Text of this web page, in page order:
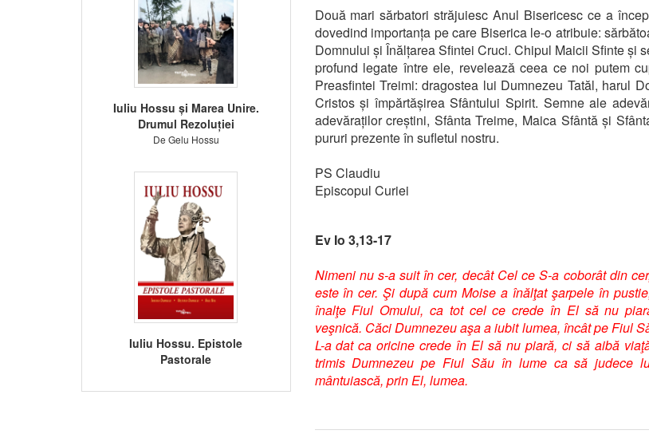
Iuliu Hossu și Marea Unire.
Drumul Rezoluției
De Gelu Hossu
Iuliu Hossu. Epistole
Pastorale
Două mari sărbatori străjuiesc Anul Bisericesc ce a
dovedind importanța pe care Biserica le-o atribuie:
Domnului și Înălțarea Sfintei Cruci. Chipul Maicii Sfinte și
profund legate între ele, revelează ceea ce noi putem
Preasfintei Treimi: dragostea lui Dumnezeu Tatăl, harul
Cristos și împărtășirea Sfântului Spirit. Semne ale
adevăraților creștini, Sfânta Treime, Maica Sfântă și
pururi prezente în sufletul nostru.
PS Claudiu
Episcopul Curiei
Ev Io 3,13-17
Nimeni nu s-a suit în cer, decât Cel ce S-a coborât din
este în cer. Şi după cum Moise a înălţat şarpele în
înalţe Fiul Omului, ca tot cel ce crede în El să nu
veşnică. Căci Dumnezeu aşa a iubit lumea, încât pe Fiul
L-a dat ca oricine crede în El să nu piară, ci să aibă
trimis Dumnezeu pe Fiul Său în lume ca să judece
mântuiască, prin El, lumea.